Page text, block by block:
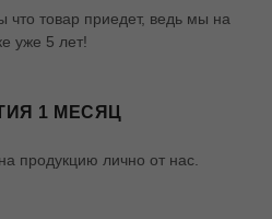
товар приедет, ведь мы на
уже 5 лет!
1 МЕСЯЦ
продукцию лично от нас.